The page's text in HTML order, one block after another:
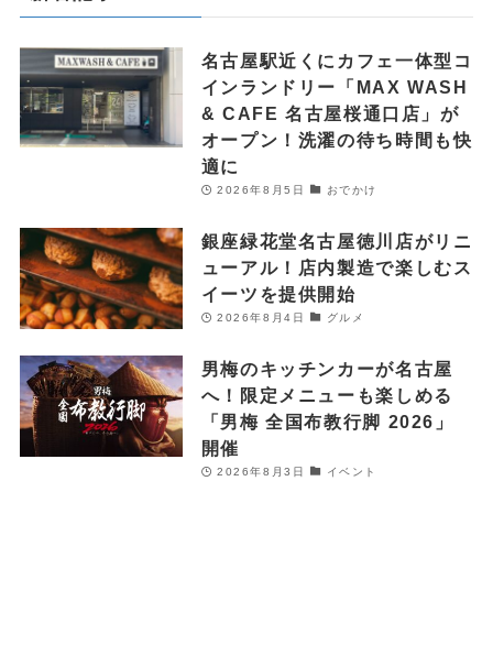
名古屋駅近くにカフェ一体型コ
インランドリー「MAX WASH
& CAFE 名古屋桜通口店」が
オープン！洗濯の待ち時間も快
適に
2026年8月5日 おでかけ
銀座緑花堂名古屋徳川店がリニ
ューアル！店内製造で楽しむス
イーツを提供開始
2026年8月4日 グルメ
男梅のキッチンカーが名古屋
へ！限定メニューも楽しめる
「男梅 全国布教行脚 2026」
開催
2026年8月3日 イベント